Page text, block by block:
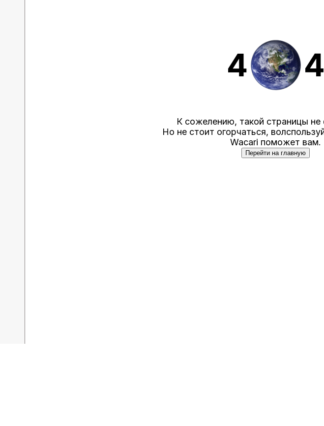
К сожелению, такой страницы не
Но не стоит огорчаться,
Wacari поможет вам.
Перейти на главную